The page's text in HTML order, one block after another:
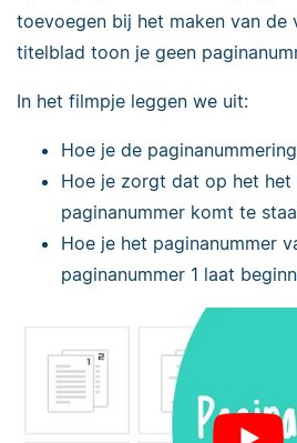
toevoegen bij het maken van de
titelblad toon je geen
In het filmpje leggen we uit:
Hoe je de
Hoe je zorgt dat op het
paginanummer komt te
Hoe je het paginanummer
paginanummer 1 laat